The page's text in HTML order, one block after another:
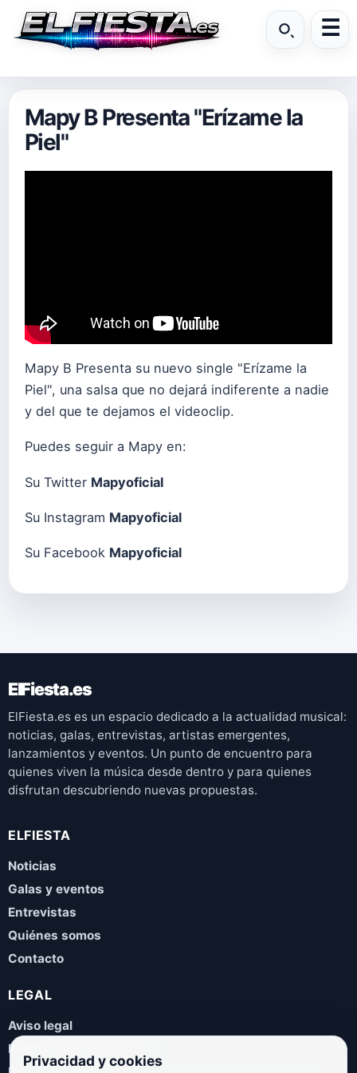
Mapy B Presenta "Erízame la
Piel"
Mapy B Presenta su nuevo single "Erízame la
Piel", una salsa que no dejará indiferente a nadie
y del que te dejamos el videoclip.
Puedes seguir a Mapy en:
Su Twitter Mapyoficial
Su Instagram Mapyoficial
Su Facebook Mapyoficial
ElFiesta.es
ElFiesta.es es un espacio dedicado a la actualidad musical:
noticias, galas, entrevistas, artistas emergentes,
lanzamientos y eventos. Un punto de encuentro para
quienes viven la música desde dentro y para quienes
disfrutan descubriendo nuevas propuestas.
ELFIESTA
Noticias
Galas y eventos
Entrevistas
Quiénes somos
Contacto
LEGAL
Aviso legal
Política de privacidad
Privacidad y cookies